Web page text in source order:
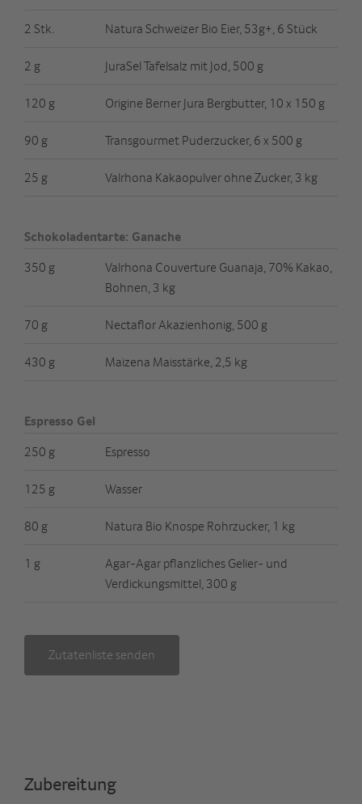
2 Stk. Natura Schweizer Bio Eier, 53g+, 6 Stück
2 g JuraSel Tafelsalz mit Jod, 500 g
120 g Origine Berner Jura Bergbutter, 10 x 150 g
90 g Transgourmet Puderzucker, 6 x 500 g
25 g Valrhona Kakaopulver ohne Zucker, 3 kg
Schokoladentarte: Ganache
350 g
Valrhona Couverture Guanaja, 70% Kakao,
Bohnen, 3 kg
70 g Nectaflor Akazienhonig, 500 g
430 g Maizena Maisstärke, 2,5 kg
Espresso Gel
250 g
Espresso
125 g Wasser
80 g Natura Bio Knospe Rohrzucker, 1 kg
1 g
Agar-Agar pflanzliches Gelier- und
Verdickungsmittel, 300 g
Zutatenliste senden
Zubereitung